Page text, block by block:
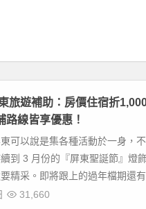
旅遊補助：房價住宿折
路線皆享優惠！
可以說是集各種活動於一身，
到 3 月份的『屏東聖誕節』燈
精采。即將跟上的過年檔期還有
31,660